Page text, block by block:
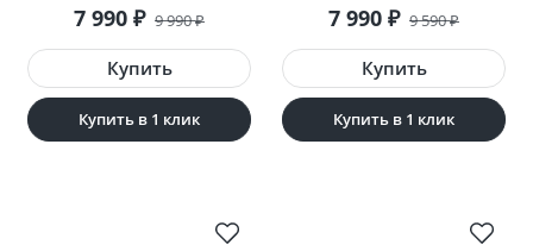
7 990 ₽ 9 990₽
Купить в 1 клик
7 990 ₽ 9 590₽
Купить в 1 клик